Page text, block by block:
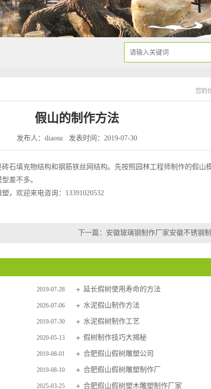
您的
假山的制作方法
发布人：diaosu 发表时间：2019-07-30
石填充物结构和钢筋铁丝网结构。先按照园林工程师制作的假山
差不多。
，欢迎来电咨询：13391020532
下一篇： 安徽玻璃钢制作厂家安徽不锈钢
2019-07-28 延长假树使用寿命的方法
2026-07-06 水泥假山制作方法
2019-07-30 水泥假树制作工艺
2020-05-13 假树制作技巧大揭秘
2019-08-01 合肥假山假树雕塑公司
2019-08-10 合肥假山假树雕塑制作厂
2025-03-25 合肥假山假树塑木雕塑制作厂家